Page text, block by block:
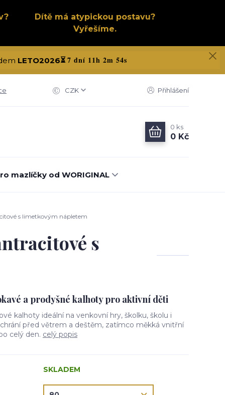
Dítě má atypickou postavu?
Vyřešíme.
LETO2026⏳7 dní 11h 2m 53s
CZK Přihlášení
0 ks
0 Kč
mazlíčky od WORIGINAL
s limetkovým nápletem
s
a prodyšné kalhoty pro aktivní děti
kalhoty ideální na venkovní hry, školku, školu i
před větrem a deštěm, zatímco měkká vnitřní
celý den. celý popis
SKLADEM